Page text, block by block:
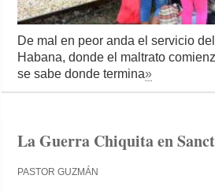
De mal en peor anda el servicio
Habana, donde el maltrato
se sabe donde termina»
La Guerra Chiquita en
PASTOR GUZMÁN